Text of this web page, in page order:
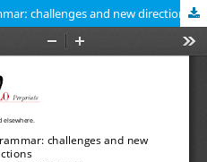
challenges and new directions